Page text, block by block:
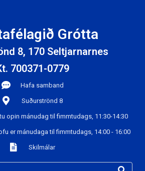
Grótta
8, 170 Seltjarnarnes
700371-0779
Hafa samband
Suðurströnd 8
opin mánudag til fimmtudags, 11:30-14:30
er mánudaga til fimmtudags, 14:00 - 16:00
Skilmálar